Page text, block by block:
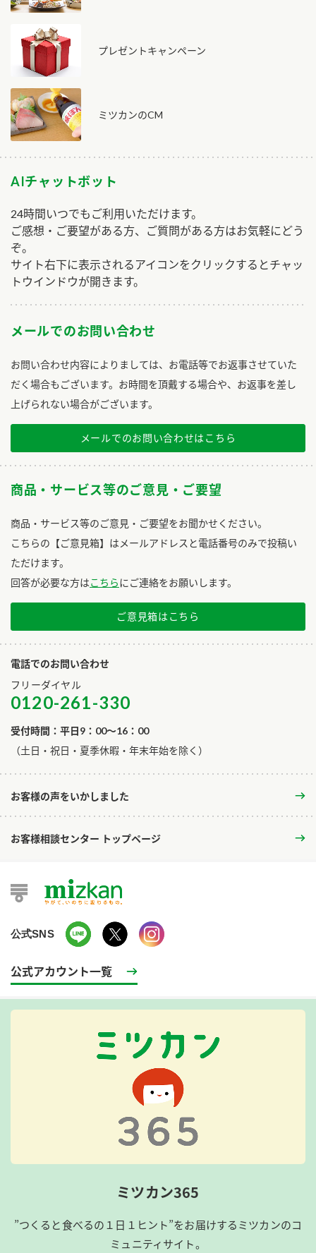
プレゼントキャンペーン
ミツカンのCM
AIチャットボット
24時間いつでもご利用いただけます。
ご感想・ご要望がある方、ご質問がある方はお気軽にどう
ぞ。
サイト右下に表示されるアイコンをクリックするとチャッ
トウインドウが開きます。
メールでのお問い合わせ
お問い合わせ内容によりましては、お電話等でお返事させていた
だく場合もございます。お時間を頂戴する場合や、お返事を差し
上げられない場合がございます。
メールでのお問い合わせはこちら
商品・サービス等のご意見・ご要望
商品・サービス等のご意見・ご要望をお聞かせください。
こちらの【ご意見箱】はメールアドレスと電話番号のみで投稿い
ただけます。
回答が必要な方はこちらにご連絡をお願いします。
ご意見箱はこちら
電話でのお問い合わせ
フリーダイヤル
0120-261-330
受付時間：平日9：00～16：00
​（土日・祝日・夏季休暇・年末年始を除く）
お客様の声をいかしました
お客様相談センター トップページ
公式SNS
公式アカウント一覧
ミツカン365
”つくると食べるの１日１ヒント”をお届けするミツカンのコ
ミュニティサイト。